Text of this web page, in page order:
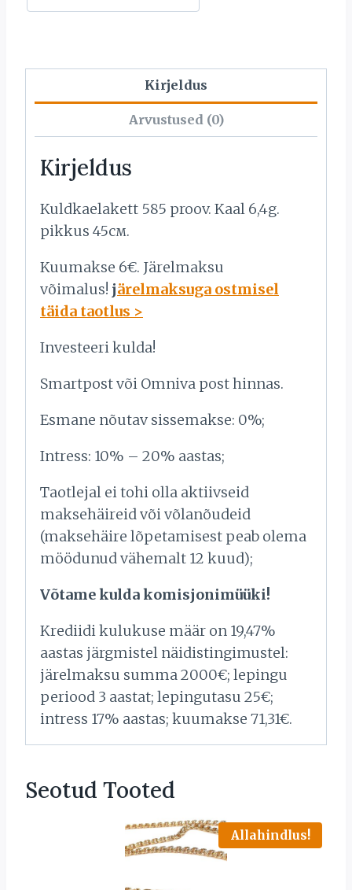
Kirjeldus
Arvustused (0)
Kirjeldus
Kuldkaelakett 585 proov. Kaal 6,4g.
pikkus 45см.
Kuumakse 6€. Järelmaksu
võimalus! järelmaksuga ostmisel
täida taotlus >
Investeeri kulda!
Smartpost või Omniva post hinnas.
Esmane nõutav sissemakse: 0%;
Intress: 10% – 20% aastas;
Taotlejal ei tohi olla aktiivseid
maksehäireid või võlanõudeid
(maksehäire lõpetamisest peab olema
möödunud vähemalt 12 kuud);
Võtame kulda komisjonimüüki!
Krediidi kulukuse määr on 19,47%
aastas järgmistel näidistingimustel:
järelmaksu summa 2000€; lepingu
periood 3 aastat; lepingutasu 25€;
intress 17% aastas; kuumakse 71,31€.
Seotud Tooted
Allahindlus!